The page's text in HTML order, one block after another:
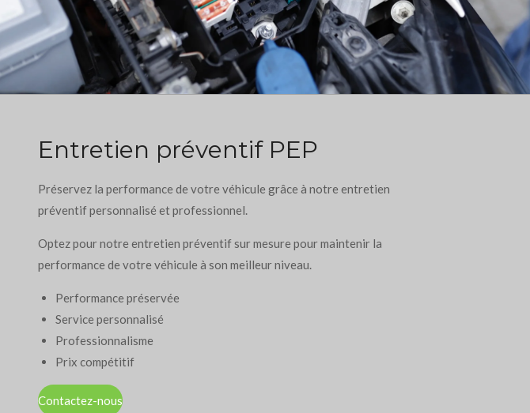
Entretien préventif PEP
Préservez la performance de votre véhicule grâce à notre entretien
préventif personnalisé et professionnel.
Optez pour notre entretien préventif sur mesure pour maintenir la
performance de votre véhicule à son meilleur niveau.
Performance préservée
Service personnalisé
Professionnalisme
Prix compétitif
Contactez-nous